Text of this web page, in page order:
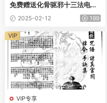
免费赠送化骨驱邪十三法电子
版 2025-02-12 199
VIP专享
VIP